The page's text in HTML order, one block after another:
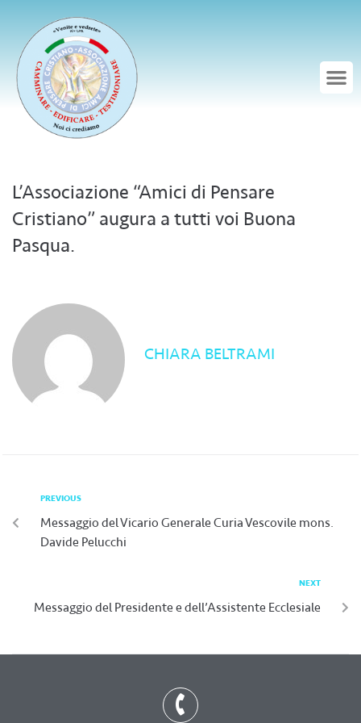
L’Associazione “Amici di Pensare
Cristiano” augura a tutti voi Buona
Pasqua.
CHIARA BELTRAMI
PREVIOUS
Messaggio del Vicario Generale Curia Vescovile mons.
Davide Pelucchi
NEXT
Messaggio del Presidente e dell’Assistente Ecclesiale